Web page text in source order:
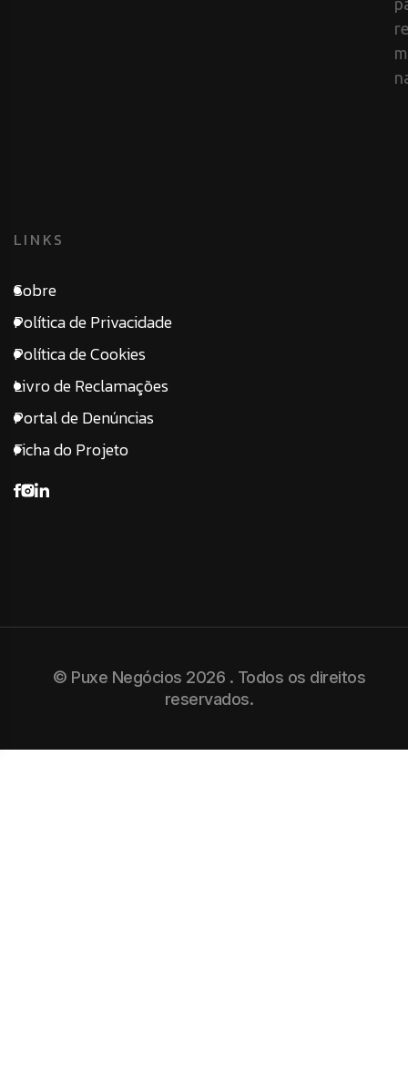
LINKS
Sobre
Política de Privacidade
Política de Cookies
Livro de Reclamações
Portal de Denúncias
Ficha do Projeto
© Puxe Negócios 2026 . Todos os direitos
reservados.